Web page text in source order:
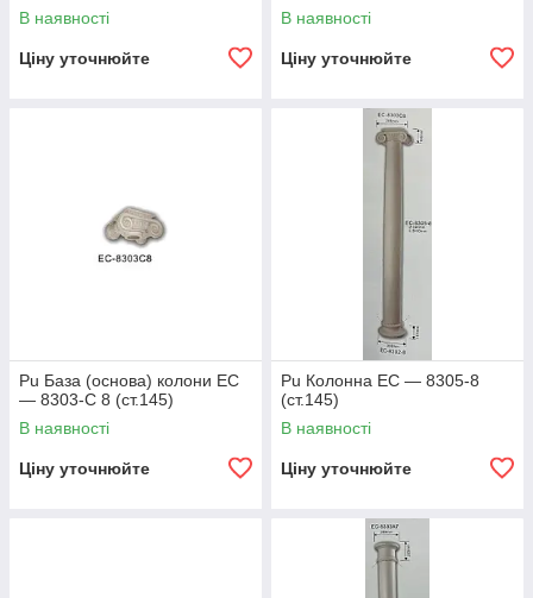
В наявності
Ціну уточнюйте
В наявності
Ціну уточнюйте
Pu База (основа) колони EC
— 8303-C 8 (ст.145)
В наявності
Ціну уточнюйте
Pu Колонна EC — 8305-8
(ст.145)
В наявності
Ціну уточнюйте